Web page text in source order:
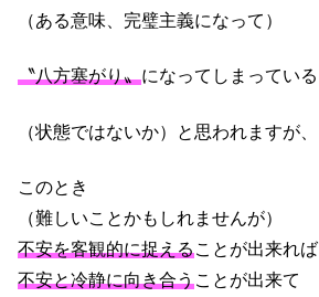
（ある意味、完璧主義になって）
〝八方塞がり〟になってしまっている
（状態ではないか）と思われますが、
このとき
（難しいことかもしれませんが）
不安を客観的に捉えることが出来れば
不安と冷静に向き合うことが出来て